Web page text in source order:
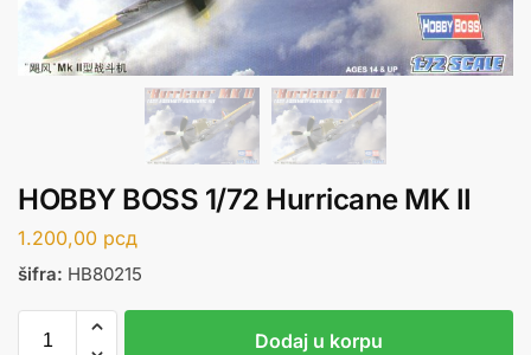
HOBBY BOSS 1/72 Hurricane MK II
1.200,00 рсд
šifra: HB80215
Dodaj u korpu